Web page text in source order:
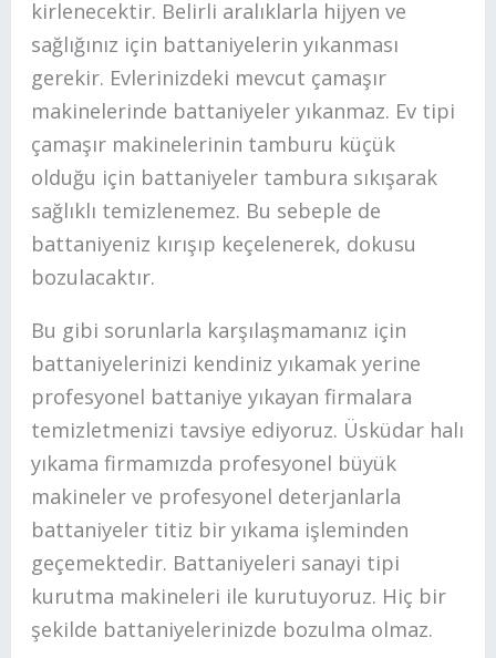
kirlenecektir. Belirli aralıklarla hijyen ve
sağlığınız için battaniyelerin yıkanması
gerekir. Evlerinizdeki mevcut çamaşır
makinelerinde battaniyeler yıkanmaz. Ev tipi
çamaşır makinelerinin tamburu küçük
olduğu için battaniyeler tambura sıkışarak
sağlıklı temizlenemez. Bu sebeple de
battaniyeniz kırışıp keçelenerek, dokusu
bozulacaktır.
Bu gibi sorunlarla karşılaşmamanız için
battaniyelerinizi kendiniz yıkamak yerine
profesyonel battaniye yıkayan firmalara
temizletmenizi tavsiye ediyoruz. Üsküdar halı
yıkama firmamızda profesyonel büyük
makineler ve profesyonel deterjanlarla
battaniyeler titiz bir yıkama işleminden
geçemektedir. Battaniyeleri sanayi tipi
kurutma makineleri ile kurutuyoruz. Hiç bir
şekilde battaniyelerinizde bozulma olmaz.